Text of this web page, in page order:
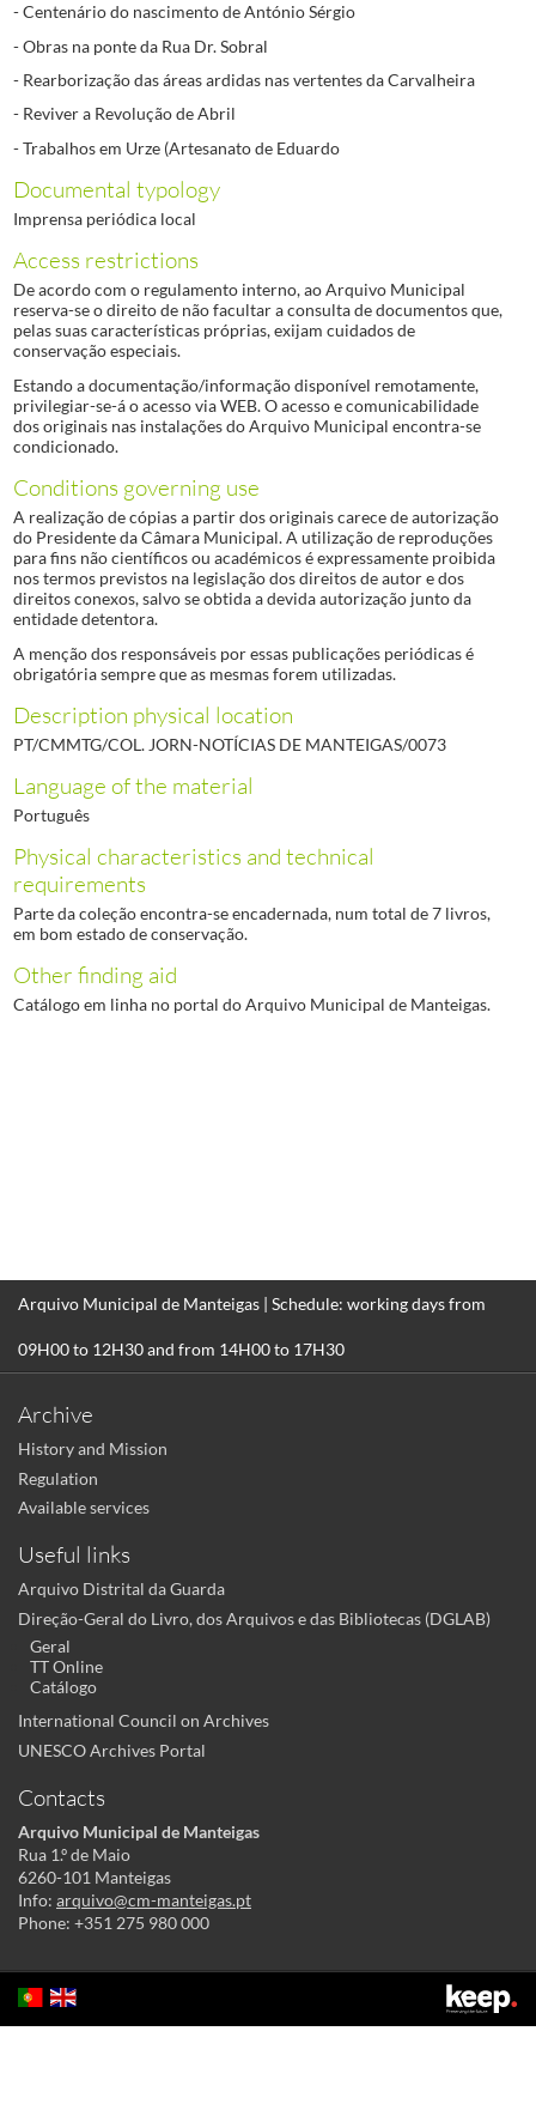
- Centenário do nascimento de António Sérgio
- Obras na ponte da Rua Dr. Sobral
- Rearborização das áreas ardidas nas vertentes da Carvalheira
- Reviver a Revolução de Abril
- Trabalhos em Urze (Artesanato de Eduardo
Documental typology
Imprensa periódica local
Access restrictions
De acordo com o regulamento interno, ao Arquivo Municipal
reserva-se o direito de não facultar a consulta de documentos que,
pelas suas características próprias, exijam cuidados de
conservação especiais.
Estando a documentação/informação disponível remotamente,
privilegiar-se-á o acesso via WEB. O acesso e comunicabilidade
dos originais nas instalações do Arquivo Municipal encontra-se
condicionado.
Conditions governing use
A realização de cópias a partir dos originais carece de autorização
do Presidente da Câmara Municipal. A utilização de reproduções
para fins não científicos ou académicos é expressamente proibida
nos termos previstos na legislação dos direitos de autor e dos
direitos conexos, salvo se obtida a devida autorização junto da
entidade detentora.
A menção dos responsáveis por essas publicações periódicas é
obrigatória sempre que as mesmas forem utilizadas.
Description physical location
PT/CMMTG/COL. JORN-NOTÍCIAS DE MANTEIGAS/0073
Language of the material
Português
Physical characteristics and technical
requirements
Parte da coleção encontra-se encadernada, num total de 7 livros,
em bom estado de conservação.
Other finding aid
Catálogo em linha no portal do Arquivo Municipal de Manteigas.
Arquivo Municipal de Manteigas | Schedule: working days from
09H00 to 12H30 and from 14H00 to 17H30
Archive
History and Mission
Regulation
Available services
Useful links
Arquivo Distrital da Guarda
Direção-Geral do Livro, dos Arquivos e das Bibliotecas (DGLAB)
Geral
TT Online
Catálogo
International Council on Archives
UNESCO Archives Portal
Contacts
Arquivo Municipal de Manteigas
Rua 1.º de Maio
6260-101 Manteigas
Info: arquivo@cm-manteigas.pt
Phone: +351 275 980 000